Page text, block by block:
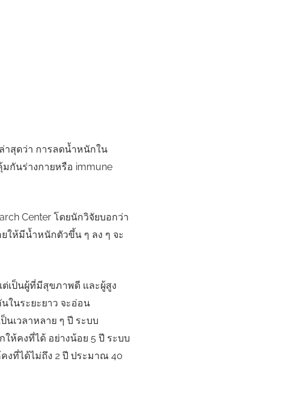
าสุดว่า การลดน้ำหนักใน
กันร่างกายหรือ immune
Center โดยนักวิจัยบอกว่า
ให้มีน้ำหนักตัวขึ้น ๆ ลง ๆ จะ
เป็นผู้ที่มีสุขภาพดี และผู้สูง
ในระยะยาว จะอ่อน
เวลาหลาย ๆ ปี ระบบ
ห้คงที่ได้ อย่างน้อย 5 ปี ระบบ
ที่ได้ไม่ถึง 2 ปี ประมาณ 40